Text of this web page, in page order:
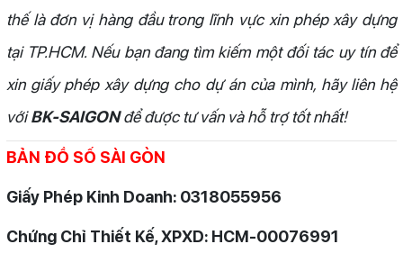
thế là đơn vị hàng đầu trong lĩnh vực xin phép xây dựng
tại TP.HCM. Nếu bạn đang tìm kiếm một đối tác uy tín để
xin giấy phép xây dựng cho dự án của mình, hãy liên hệ
vớiBK-SAIGONđể được tư vấn và hỗ trợ tốt nhất!
BẢN ĐỒ SỐ SÀI GÒN
Giấy Phép Kinh Doanh: 0318055956
Chứng Chỉ Thiết Kế, XPXD: HCM-00076991